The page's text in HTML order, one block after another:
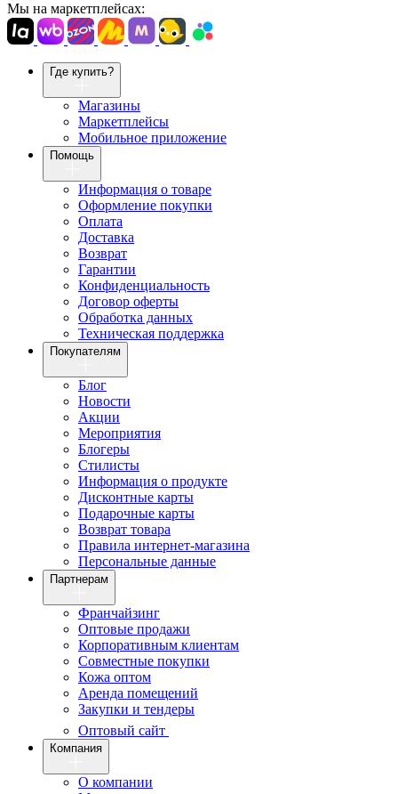
Мы на маркетплейсах:
Где купить?
Магазины
Маркетплейсы
Мобильное приложение
Помощь
Информация о товаре
Оформление покупки
Оплата
Доставка
Возврат
Гарантии
Конфиденциальность
Договор оферты
Обработка данных
Техническая поддержка
Покупателям
Блог
Новости
Акции
Мероприятия
Блогеры
Стилисты
Информация о продукте
Дисконтные карты
Подарочные карты
Возврат товара
Правила интернет-магазина
Персональные данные
Партнерам
Франчайзинг
Оптовые продажи
Корпоративным клиентам
Совместные покупки
Кожа оптом
Аренда помещений
Закупки и тендеры
Оптовый сайт
Компания
О компании